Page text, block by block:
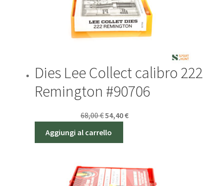
Dies Lee Collect calibro 222
Remington #90706
68,00€ Il
54,40€Il
Aggiungi al carrello